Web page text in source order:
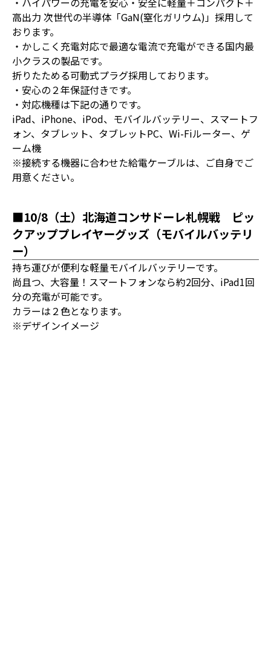
高出力 次世代の半導体「GaN(窒化ガリウム)」採用して
おります。
・かしこく充電対応で最適な電流で充電ができる国内最
小クラスの製品です。
折りたためる可動式プラグ採用しております。
・安心の２年保証付きです。
・対応機種は下記の通りです。
iPad、iPhone、iPod、モバイルバッテリー、スマートフ
ォン、タブレット、タブレットPC、Wi-Fiルーター、ゲ
ーム機
※接続する機器に合わせた給電ケーブルは、ご自身でご
用意ください。
■10/8（土）北海道コンサドーレ札幌戦 ピッ
クアッププレイヤーグッズ（モバイルバッテリ
ー）
持ち運びが便利な軽量モバイルバッテリーです。
尚且つ、大容量！スマートフォンなら約2回分、iPad1回
分の充電が可能です。
カラーは２色となります。
※デザインイメージ